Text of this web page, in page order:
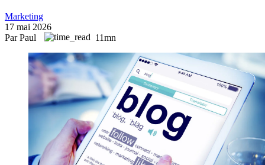
Marketing
17 mai 2026
Par Paul
11mn